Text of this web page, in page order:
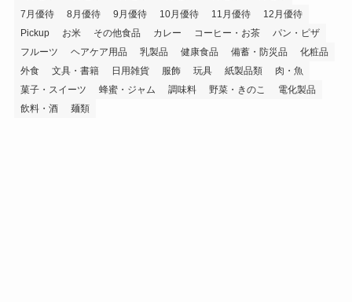
7月優待
8月優待 9月優待 10月優待 11月優待
12月優待
Pickup
お米 その他食品 カレー コーヒー・お茶
パン・ピザ
フルーツ
ヘアケア用品 乳製品 健康食品 備蓄・防災品
化粧品
外食
文具・書籍 日用雑貨 服飾 玩具 紙製品類
肉・魚
菓子・スイーツ
蜂蜜・ジャム 調味料 野菜・きのこ
電化製品
飲料・酒
麺類